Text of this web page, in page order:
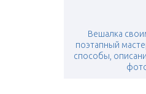
Вешалка
поэтапный
способы,